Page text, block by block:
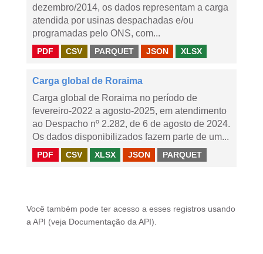
dezembro/2014, os dados representam a carga
atendida por usinas despachadas e/ou
programadas pelo ONS, com...
PDF CSV PARQUET JSON XLSX
Carga global de Roraima
Carga global de Roraima no período de
fevereiro-2022 a agosto-2025, em atendimento
ao Despacho nº 2.282, de 6 de agosto de 2024.
Os dados disponibilizados fazem parte de um...
PDF CSV XLSX JSON PARQUET
Você também pode ter acesso a esses registros usando
a API (veja Documentação da API ).